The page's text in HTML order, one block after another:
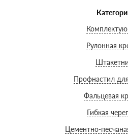
Рулонная
Профнастил
Фальцевая
Гибкая
Цементно-